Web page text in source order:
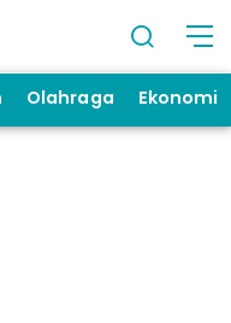
Olahraga Ekonomi